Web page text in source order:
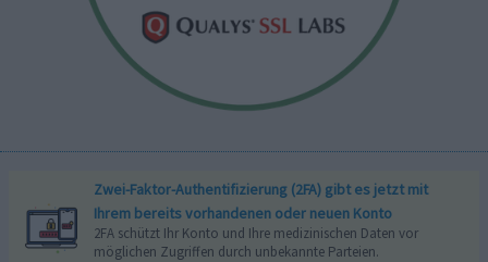
Zwei-Faktor-Authentifizierung (2FA) gibt es jetzt mit
Ihrem bereits vorhandenen oder neuen Konto
2FA schützt Ihr Konto und Ihre medizinischen Daten vor
möglichen Zugriffen durch unbekannte Parteien.